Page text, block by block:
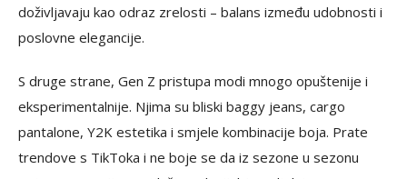
doživljavaju kao odraz zrelosti – balans između udobnosti i
poslovne elegancije.
S druge strane, Gen Z pristupa modi mnogo opuštenije i
eksperimentalnije. Njima su bliski baggy jeans, cargo
pantalone, Y2K estetika i smjele kombinacije boja. Prate
trendove s TikToka i ne boje se da iz sezone u sezonu